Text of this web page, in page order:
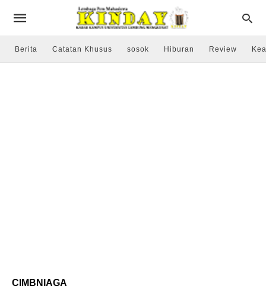
Berita Catatan Khusus sosok Hiburan Review
CIMBNIAGA